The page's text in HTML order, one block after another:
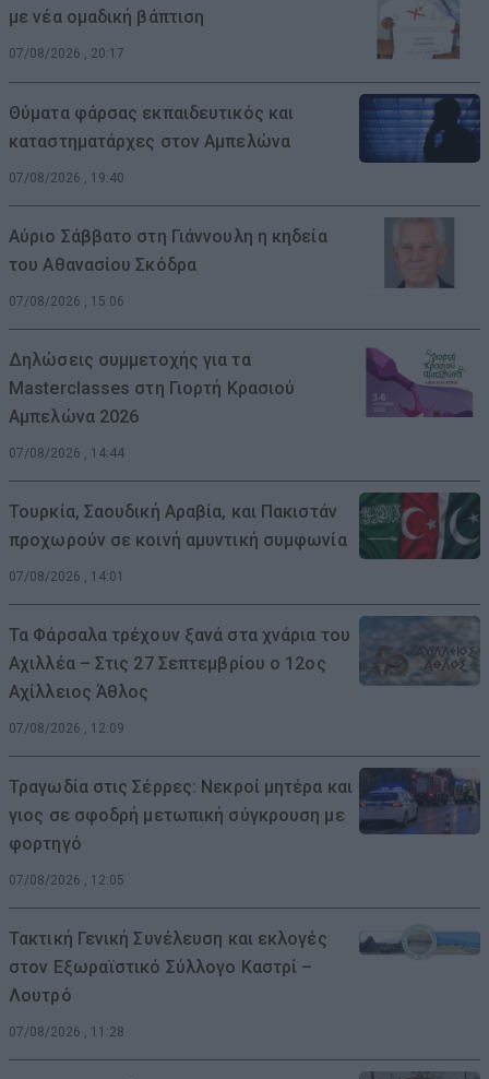
με νέα ομαδική βάπτιση
07/08/2026 , 20:17
Θύματα φάρσας εκπαιδευτικός και
καταστηματάρχες στον Αμπελώνα
07/08/2026 , 19:40
Αύριο Σάββατο στη Γιάννουλη η κηδεία
του Αθανασίου Σκόδρα
07/08/2026 , 15:06
Δηλώσεις συμμετοχής για τα
Masterclasses στη Γιορτή Κρασιού
Αμπελώνα 2026
07/08/2026 , 14:44
Τουρκία, Σαουδική Αραβία, και Πακιστάν
προχωρούν σε κοινή αμυντική συμφωνία
07/08/2026 , 14:01
Τα Φάρσαλα τρέχουν ξανά στα χνάρια του
Αχιλλέα – Στις 27 Σεπτεμβρίου ο 12ος
Αχίλλειος Άθλος
07/08/2026 , 12:09
Τραγωδία στις Σέρρες: Νεκροί μητέρα και
γιος σε σφοδρή μετωπική σύγκρουση με
φορτηγό
07/08/2026 , 12:05
Τακτική Γενική Συνέλευση και εκλογές
στον Εξωραϊστικό Σύλλογο Καστρί –
Λουτρό
07/08/2026 , 11:28